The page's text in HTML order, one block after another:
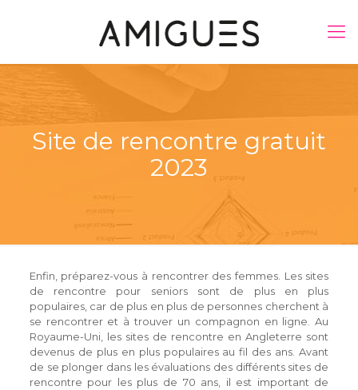
Site de rencontre gratuit
2023
Enfin, préparez-vous à rencontrer des femmes. Les sites
de rencontre pour seniors sont de plus en plus
populaires, car de plus en plus de personnes cherchent à
se rencontrer et à trouver un compagnon en ligne. Au
Royaume-Uni, les sites de rencontre en Angleterre sont
devenus de plus en plus populaires au fil des ans. Avant
de se plonger dans les évaluations des différents sites de
rencontre pour les plus de 70 ans, il est important de